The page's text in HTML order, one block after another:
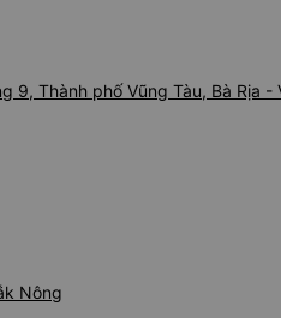
Thành phố Vũng Tàu, Bà Rịa -
Nông